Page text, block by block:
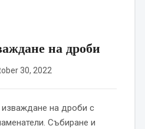
на дроби
30, 2022
на дроби с
Събиране и